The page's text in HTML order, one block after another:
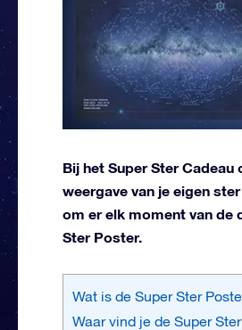
Bij het Super Ster
weergave van je eigen
om er elk moment van de
Ster Poster.
Wat is de Super Ster
Waar vind je de Super